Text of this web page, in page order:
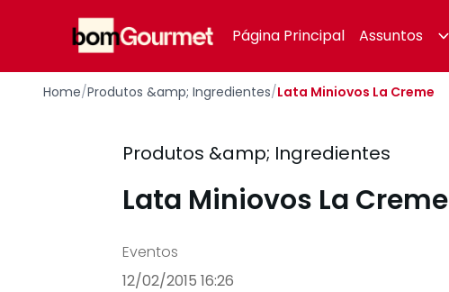
Página Principal
Assuntos
Home/Produtos &amp; Ingredientes/Lata Miniovos La Creme
Produtos &amp; Ingredientes
Lata Miniovos La Creme
Eventos
12/02/2015 16:26